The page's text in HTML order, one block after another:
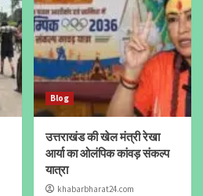
Blog
उत्तराखंड की खेल मंत्री रेखा
आर्या का ओलंपिक कांवड़ संकल्प
यात्रा
khabarbharat24.com